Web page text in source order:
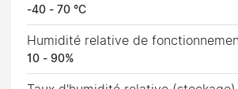
-40 - 70 °C
Humidité relative de
10 - 90%